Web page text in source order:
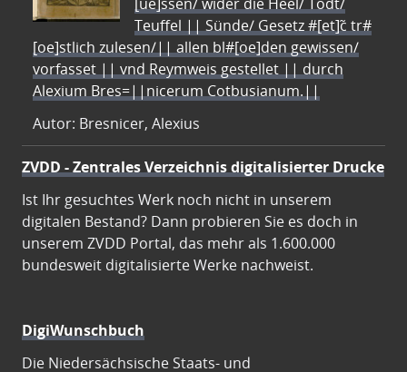
Teuffel || Sünde/ Gesetz #[et]c̃ tr#
[oe]stlich zulesen/|| allen bl#[oe]den gewissen/
vorfasset || vnd Reymweis gestellet || durch
Alexium Bres=||nicerum Cotbusianum.||
Autor: Bresnicer, Alexius
ZVDD - Zentrales Verzeichnis digitalisierter Drucke
Ist Ihr gesuchtes Werk noch nicht in unserem
digitalen Bestand? Dann probieren Sie es doch in
unserem ZVDD Portal, das mehr als 1.600.000
bundesweit digitalisierte Werke nachweist.
DigiWunschbuch
Die Niedersächsische Staats- und